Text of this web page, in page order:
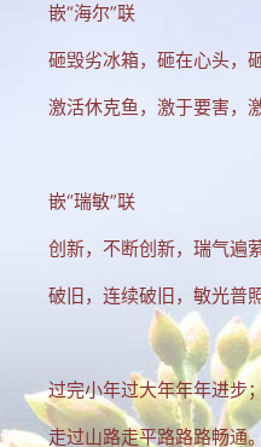
关
嵌“海尔”联
砸毁劣冰箱，砸在心头，
激活休克鱼，激于要害，
嵌“瑞敏”联
创新，不断创新，瑞气遍
破旧，连续破旧，敏光普
过完小年过大年年年进步
走过山路走平路路路畅通